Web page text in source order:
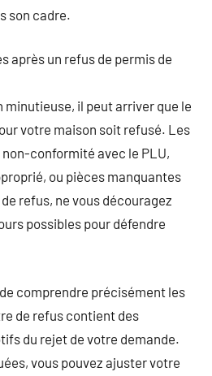
son cadre.
après un refus de permis de
minutieuse, il peut arriver que le
votre maison soit refusé. Les
conformité avec le PLU,
ou pièces manquantes
refus, ne vous découragez
possibles pour défendre
comprendre précisément les
de refus contient des
du rejet de votre demande.
vous pouvez ajuster votre